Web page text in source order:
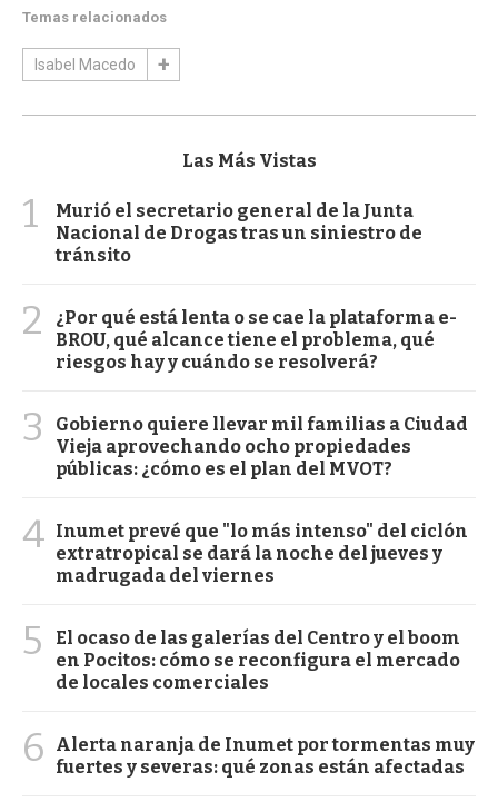
Temas relacionados
Isabel Macedo
Las Más Vistas
1
Murió el secretario general de la Junta
Nacional de Drogas tras un siniestro de
tránsito
2
¿Por qué está lenta o se cae la plataforma e-
BROU, qué alcance tiene el problema, qué
riesgos hay y cuándo se resolverá?
3
Gobierno quiere llevar mil familias a Ciudad
Vieja aprovechando ocho propiedades
públicas: ¿cómo es el plan del MVOT?
4 Inumet prevé que "lo más intenso" del ciclón
extratropical se dará la noche del jueves y
madrugada del viernes
5
El ocaso de las galerías del Centro y el boom
en Pocitos: cómo se reconfigura el mercado
de locales comerciales
6
Alerta naranja de Inumet por tormentas muy
fuertes y severas: qué zonas están afectadas